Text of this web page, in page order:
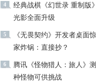
4
经典战棋《幻世录 重制版
光影全面升级
5
《无畏契约》开发者桌面
家炸锅：直接抄？
6
腾讯《怪物猎人：旅人》
种怪物可供挑战